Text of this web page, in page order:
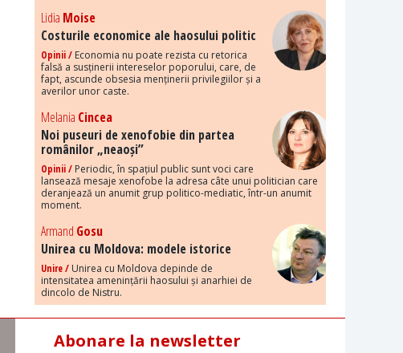
Lidia Moise
Costurile economice ale haosului politic
Opinii / Economia nu poate rezista cu retorica
falsă a susținerii intereselor poporului, care, de
fapt, ascunde obsesia menținerii privilegiilor și a
averilor unor caste.
Melania Cincea
Noi puseuri de xenofobie din partea
românilor „neaoși”
Opinii / Periodic, în spațiul public sunt voci care
lansează mesaje xenofobe la adresa câte unui politician care
deranjează un anumit grup politico-mediatic, într-un anumit
moment.
Armand Gosu
Unirea cu Moldova: modele istorice
Unire / Unirea cu Moldova depinde de
intensitatea amenințării haosului și anarhiei de
dincolo de Nistru.
Abonare la newsletter